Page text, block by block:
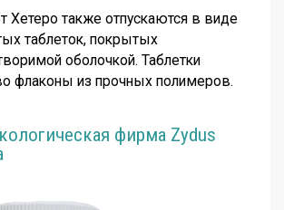
Хетеро также отпускаются в виде
таблеток, покрытых
оболочкой. Таблетки
флаконы из прочных полимеров.
фирма Zydus